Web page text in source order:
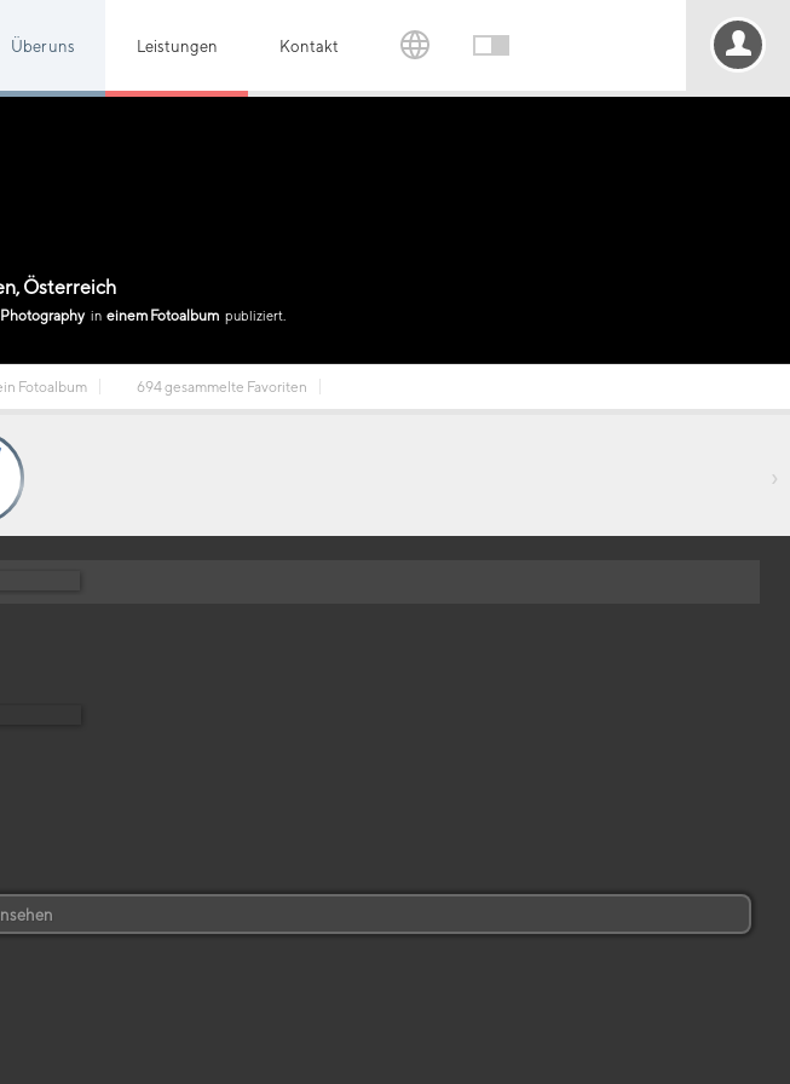
Über uns Leistungen Kontakt
Österreich
in einem Fotoalbum publiziert.
Fotoalbum 694 gesammelte Favoriten
›